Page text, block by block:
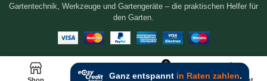
Gartentechnik, Werkzeuge und Gartengeräte – die praktischen Helfer für
den Garten.
0